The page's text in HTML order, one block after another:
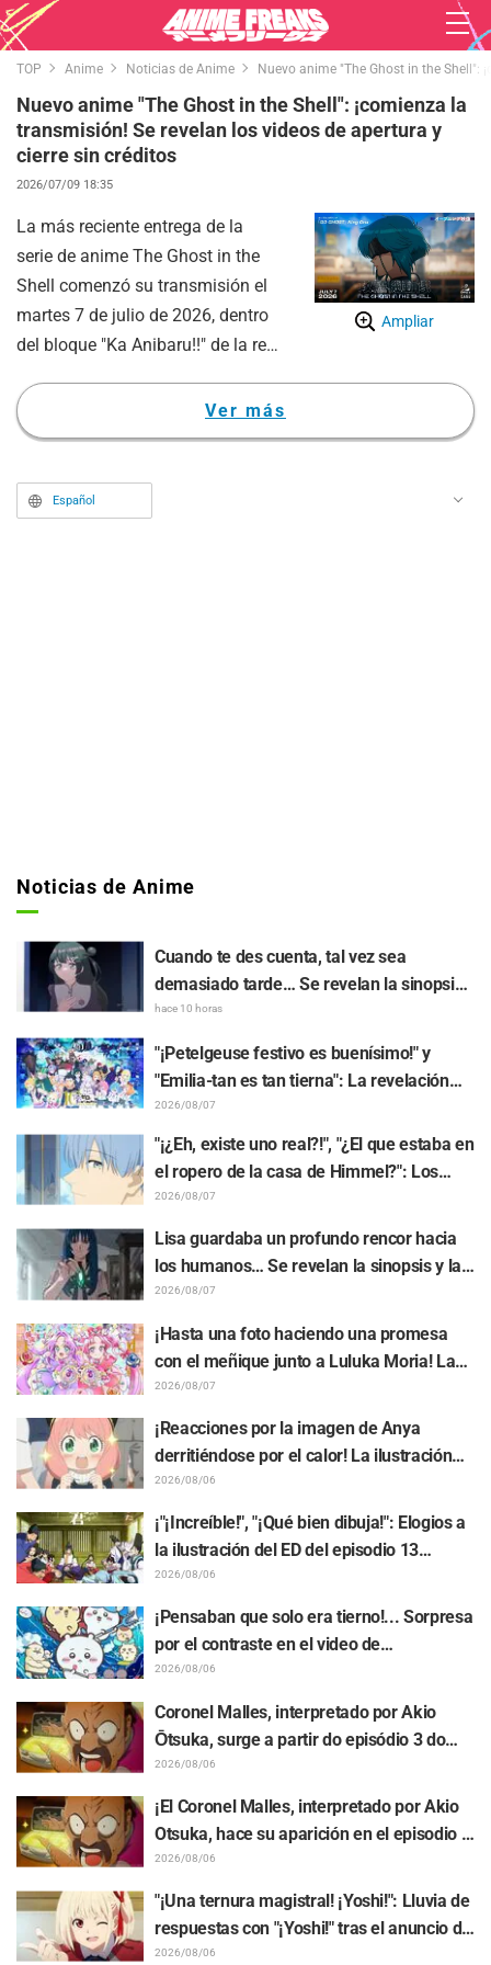
TOP Anime Noticias de Anime Nuevo anime "The Ghost in the Shell":
Nuevo anime "The Ghost in the Shell": ¡comienza la
transmisión! Se revelan los videos de apertura y
cierre sin créditos
2026/07/09 18:35
Ampliar
La más reciente entrega de la
serie de anime The Ghost in the
Shell comenzó su transmisión el
martes 7 de julio de 2026, dentro
del bloque "Ka Anibaru!!" de la red
Para celebrar el estreno, se
publicaron en YouTube las
videos de apertura y de cierre.
Ver más
Español
Noticias de Anime
Cuando te des cuenta, tal vez sea
demasiado tarde… Se revelan la sinopsis
y fotogramas del episodio 8 del anime
hace 10 horas
"¡Petelgeuse festivo es buenísimo!" y
"Emilia-tan es tan tierna": La revelación
del arte visual del evento del 10.º
aniversario del anime "Re:ZERO -Starting
Life in Another World-" genera gran
entusiasmo
2026/08/07
"¡¿Eh, existe uno real?!", "¿El que estaba en
el ropero de la casa de Himmel?": Los
fans quedan perplejos ante la revelación
del "Cuerno del Dragón Oscuro" que
apareció en el episodio 1 de "Frieren: Más
allá del final del viaje"
2026/08/07
Lisa guardaba un profundo rencor hacia
los humanos… Se revelan la sinopsis y las
primeras imágenes del episodio 6 del
anime “Goodbye, Lara”
2026/08/07
¡Hasta una foto haciendo una promesa
con el meñique junto a Luluka Moria! La
publicación de Nao Tōyama, la actriz de
voz de "Star Detective Precure!", al asistir
al Dream Stage genera repercusión con
comentarios como "¡Es una doble Arcana!"
2026/08/07
¡Reacciones por la imagen de Anya
derritiéndose por el calor! La ilustración
promocional de "SPY x FAMILY" provoca
comentarios como: "Anya se está
derritiendo"
2026/08/06
¡"¡Increíble!", "¡Qué bien dibuja!": Elogios a
la ilustración del ED del episodio 13
realizada por Asaki Yuikawa, actriz de voz
del protagonista de "The Elusive Samurai"
2026/08/06
¡Pensaban que solo era tierno!... Sorpresa
por el contraste en el video de
preparación previa al estreno de la
película de "Chiikawa": "Es más crudo de
lo imaginado", "Hablan puro de trabajo"
2026/08/06
Coronel Malles, interpretado por Akio
Ōtsuka, surge a partir do episódio 3 do
anime de TV "The Ghost in the Shell"!
Comentário do elenco e arte final são
revelados
2026/08/06
¡El Coronel Malles, interpretado por Akio
Otsuka, hace su aparición en el episodio 3
del anime de TV "The Ghost in the Shell"!
Revelan comentarios del elenco y la
tarjeta final (endcard)
2026/08/06
"¡Una ternura magistral! ¡Yoshi!": Lluvia de
respuestas con "¡Yoshi!" tras el anuncio de
la colaboración entre "Lycoris Recoil" y
2026/08/06